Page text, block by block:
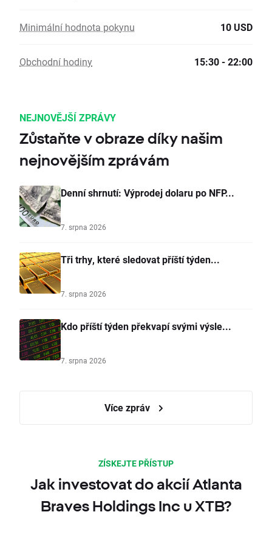
Minimální hodnota pokynu 10 USD
Obchodní hodiny 15:30 - 22:00
NEJNOVĚJŠÍ ZPRÁVY
Zůstaňte v obraze díky našim
nejnovějším zprávám
Denní shrnutí: Výprodej dolaru po NFP...
7. srpna 2026
Tři trhy, které sledovat příští týden...
7. srpna 2026
Kdo příští týden překvapí svými výsle...
7. srpna 2026
Více zpráv
ZÍSKEJTE PŘÍSTUP
Jak investovat do akcií Atlanta
Braves Holdings Inc u XTB?